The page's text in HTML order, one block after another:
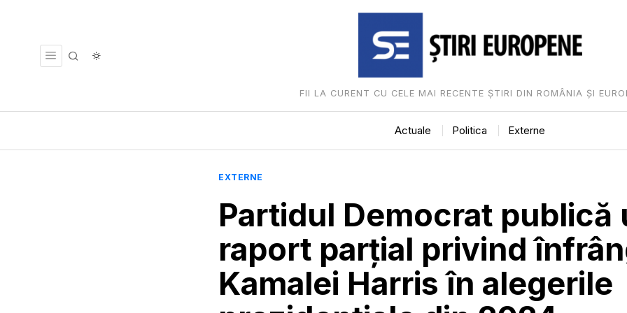
FII LA CURENT CU CELE MAI RECENTE ȘTIRI DIN ROMÂNIA ȘI
Actuale Politica Externe
EXTERNE
Partidul Democrat publică
raport parțial privind
Kamalei Harris în alegerile